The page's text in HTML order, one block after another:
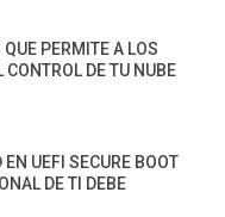
QUE PERMITE A LOS
CONTROL DE TU NUBE
UEFI SECURE BOOT
DE TI DEBE